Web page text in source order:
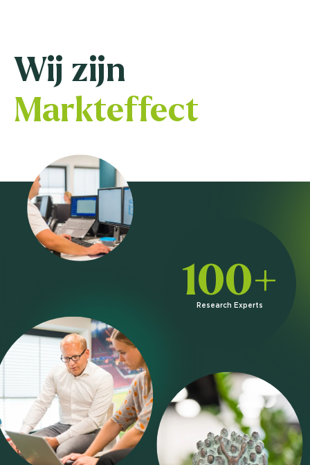
Wij zijn
Markteffect
100+
Research Experts